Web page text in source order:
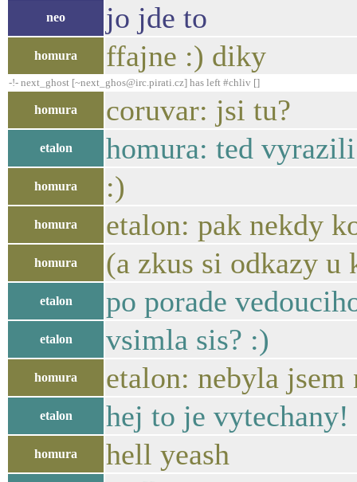
neo jo jde to
homura ffajne :) diky
-!- next_ghost [~next_ghos@irc.pirati.cz] has left #chliv []
homura coruvar: jsi tu?
etalon homura: ted
homura :)
homura etalon: pak nekdy
homura (a zkus si odkazy
etalon po porade
etalon vsimla sis? :)
homura etalon: nebyla jsem
etalon hej to je vytechany!
homura hell yeash